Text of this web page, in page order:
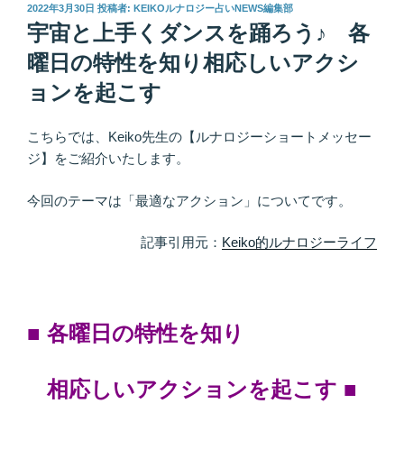
投
稿
日:
2022年3月30日 投稿者: KEIKOルナロジー占いNEWS編集部
宇宙と上手くダンスを踊ろう♪ 各
曜日の特性を知り相応しいアクシ
ョンを起こす
こちらでは、Keiko先生の【ルナロジーショートメッセー
ジ】をご紹介いたします。
今回のテーマは「最適なアクション」についてです。
記事引用元： Keiko的ルナロジーライフ
■ 各曜日の特性を知り
相応しいアクションを起こす ■